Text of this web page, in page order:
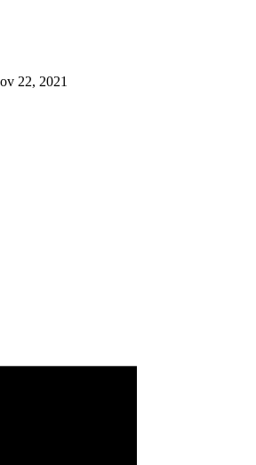
22, 2021